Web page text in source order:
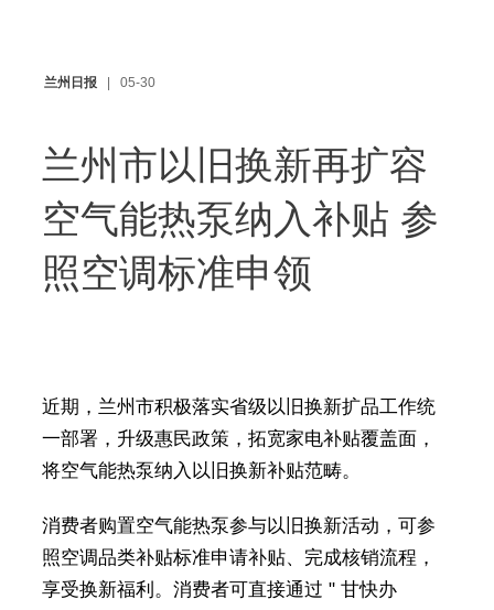
兰州日报 05-30
兰州市以旧换新再扩容
空气能热泵纳入补贴 参
照空调标准申领
近期，兰州市积极落实省级以旧换新扩品工作统
一部署，升级惠民政策，拓宽家电补贴覆盖面，
将空气能热泵纳入以旧换新补贴范畴。
消费者购置空气能热泵参与以旧换新活动，可参
照空调品类补贴标准申请补贴、完成核销流程，
享受换新福利。消费者可直接通过 " 甘快办